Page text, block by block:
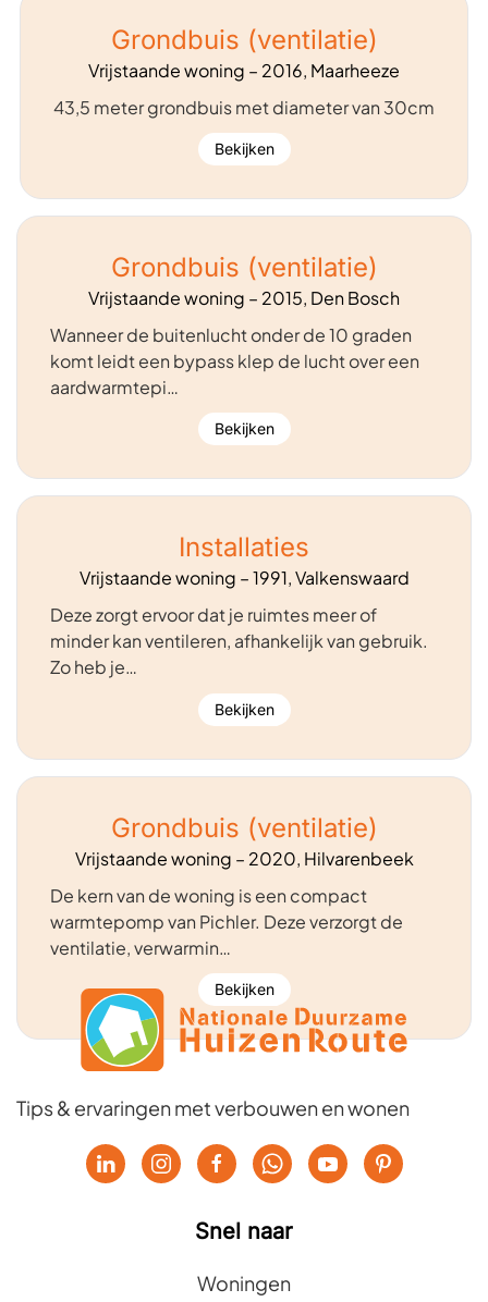
Grondbuis (ventilatie)
Vrijstaande woning – 2016, Maarheeze
43,5 meter grondbuis met diameter van 30cm
Bekijken
Grondbuis (ventilatie)
Vrijstaande woning – 2015, Den Bosch
Wanneer de buitenlucht onder de 10 graden
komt leidt een bypass klep de lucht over een
aardwarmtepi…
Bekijken
Installaties
Vrijstaande woning – 1991, Valkenswaard
Deze zorgt ervoor dat je ruimtes meer of
minder kan ventileren, afhankelijk van gebruik.
Zo heb je…
Bekijken
Grondbuis (ventilatie)
Vrijstaande woning – 2020, Hilvarenbeek
De kern van de woning is een compact
warmtepomp van Pichler. Deze verzorgt de
ventilatie, verwarmin…
Bekijken
Tips & ervaringen met verbouwen en wonen
Snel naar
Woningen